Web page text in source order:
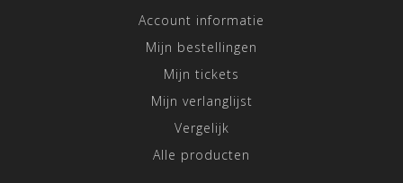
Account informatie
Mijn bestellingen
Mijn tickets
Mijn verlanglijst
Vergelijk
Alle producten